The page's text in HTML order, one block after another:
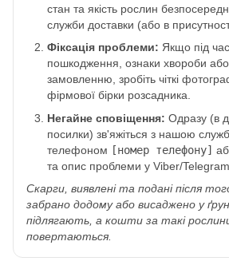
стан та якість рослин
служби доставки (або в
Фіксація проблеми: Якщо під
пошкодження, ознаки хвороби або
замовленню, зробіть чіткі
фірмової бірки розсадника.
Негайне сповіщення: Одразу (в
посилки) зв'яжіться з нашою
телефоном [номер телефону]
та опис проблеми у Viber/Telegram.
Скарги, виявлені та подані після
забрано додому або висаджено у
підлягають, а кошти за такі
повертаються.